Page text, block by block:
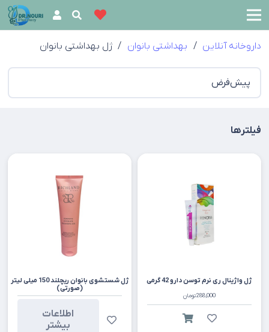
داروخانه آنلاین / بهداشتی بانوان / ژل بهداشتی بانوان
فیلترها
ژل واژینال ری نرم توسن دارو 42 گرمی
288,000تومان
ژل شستشوی بانوان ریچلند 150 میلی لیتر
(صورتی)
اطلاعات
بیشتر